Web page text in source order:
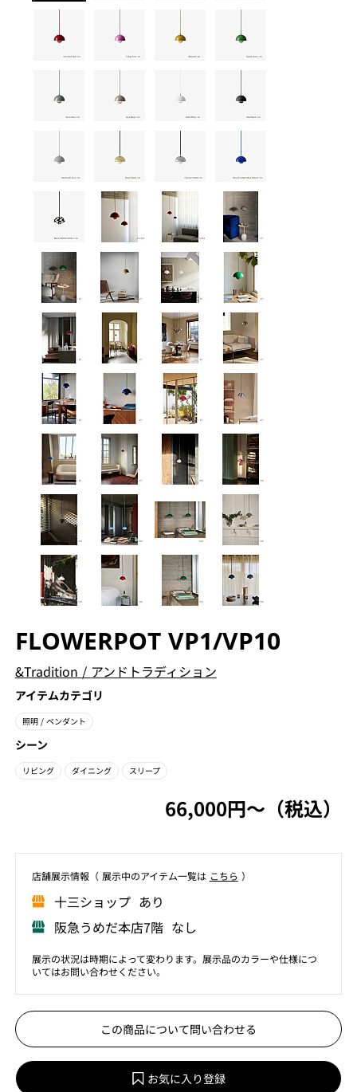
FLOWERPOT VP1/VP10
&Tradition / アンドトラディション
アイテムカテゴリ
照明 / ペンダント
シーン
リビング ダイニング スリープ
66,000円〜（税込）
店舗展⽰情報（ 展⽰中のアイテム⼀覧は こちら ）
⼗三ショップ あり
阪急うめだ本店7階 なし
展示の状況は時期によって変わります。展示品のカラーや仕様につ
いてはお問い合わせください。
この商品について問い合わせる
お気に入り登録